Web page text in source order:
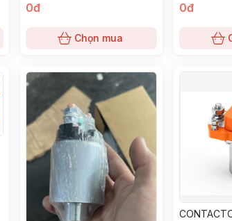
0đ
Chọn mua
0đ